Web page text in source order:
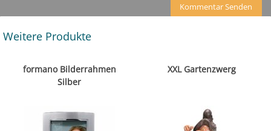
Weitere Produkte
formano Bilderrahmen
Silber
XXL Gartenzwerg